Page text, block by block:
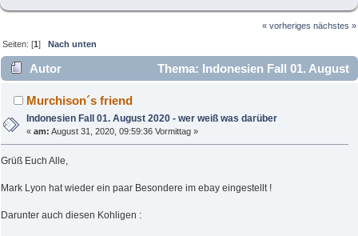
« vorheriges nächstes »
Seiten: [1]Nach unten
Autor
Thema: Indonesien Fall 01. August
2020 - wer weiß was darüber (Gelesen 4183 mal)
Murchison´s friend
Indonesien Fall 01. August 2020 - wer weiß was darüber
«am: August 31, 2020, 09:59:36 Vormittag »
Grüß Euch Alle,
Mark Lyon hat wieder ein paar Besondere im ebay eingestellt !
Darunter auch diesen Kohligen :